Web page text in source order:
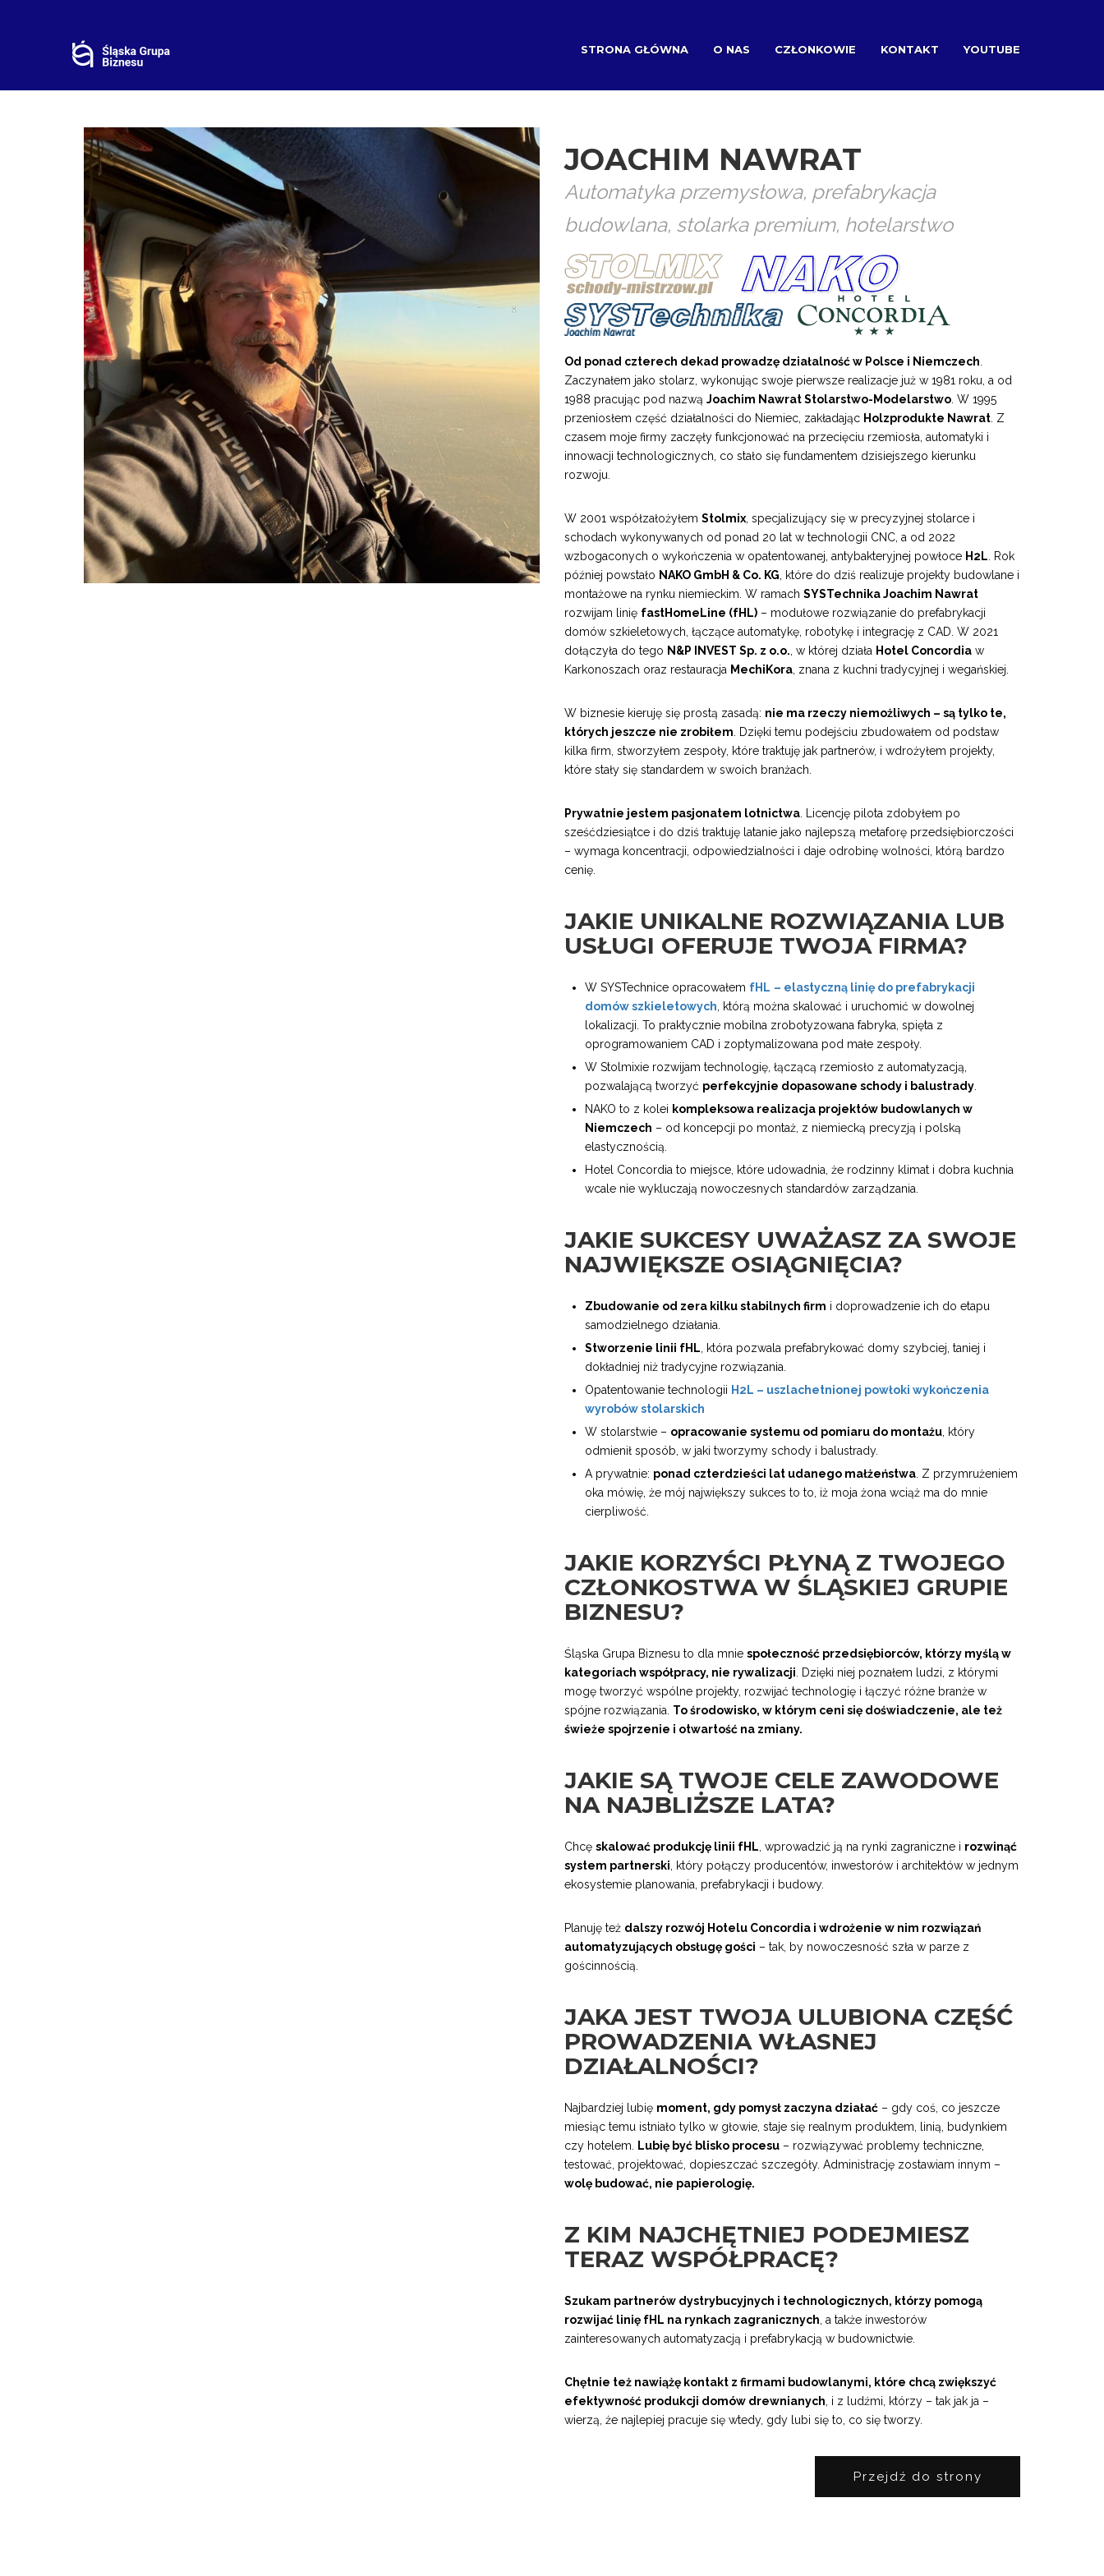
STRONA GŁÓWNA O NAS CZŁONKOWIE KONTAKT YOUTUBE
JOACHIM NAWRAT
Automatyka przemysłowa, prefabrykacja
budowlana, stolarka premium, hotelarstwo
Od ponad czterech dekad prowadzę działalność w Polsce i Niemczech
Zaczynałem jako stolarz, wykonując swoje pierwsze realizacje już w 1981 roku, a od
1988 pracując pod nazwą Joachim Nawrat Stolarstwo-Modelarstwo . W 1995
przeniosłem część działalności do Niemiec, zakładając Holzprodukte Nawrat . Z
czasem moje firmy zaczęły funkcjonować na przecięciu rzemiosła, automatyki i
innowacji technologicznych, co stało się fundamentem dzisiejszego kierunku
rozwoju.
W 2001 współzałożyłem Stolmix , specjalizujący się w precyzyjnej stolarce i
schodach wykonywanych od ponad 20 lat w technologii CNC, a od 2022
wzbogaconych o wykończenia w opatentowanej, antybakteryjnej powłoce H2L . Rok
później powstało NAKO GmbH & Co. KG , które do dziś realizuje projekty budowlane i
montażowe na rynku niemieckim. W ramach SYSTechnika Joachim Nawrat
rozwijam linię fastHomeLine (fHL) – modułowe rozwiązanie do prefabrykacji
domów szkieletowych, łączące automatykę, robotykę i integrację z CAD. W 2021
dołączyła do tego N&P INVEST Sp. z o.o. , w której działa Hotel Concordia w
Karkonoszach oraz restauracja MechiKora , znana z kuchni tradycyjnej i wegańskiej.
W biznesie kieruję się prostą zasadą: nie ma rzeczy niemożliwych – są tylko te,
których jeszcze nie zrobiłem . Dzięki temu podejściu zbudowałem od podstaw
kilka firm, stworzyłem zespoły, które traktuję jak partnerów, i wdrożyłem projekty,
które stały się standardem w swoich branżach.
Prywatnie jestem pasjonatem lotnictwa . Licencję pilota zdobyłem po
sześćdziesiątce i do dziś traktuję latanie jako najlepszą metaforę przedsiębiorczości
– wymaga koncentracji, odpowiedzialności i daje odrobinę wolności, którą bardzo
cenię.
JAKIE UNIKALNE ROZWIĄZANIA LUB
USŁUGI OFERUJE TWOJA FIRMA?
W SYSTechnice opracowałem fHL – elastyczną linię do prefabrykacji
domów szkieletowych , którą można skalować i uruchomić w dowolnej
lokalizacji. To praktycznie mobilna zrobotyzowana fabryka, spięta z
oprogramowaniem CAD i zoptymalizowana pod małe zespoły.
W Stolmixie rozwijam technologię, łączącą rzemiosło z automatyzacją,
pozwalającą tworzyć perfekcyjnie dopasowane schody i balustrady
NAKO to z kolei kompleksowa realizacja projektów budowlanych w
Niemczech – od koncepcji po montaż, z niemiecką precyzją i polską
elastycznością.
Hotel Concordia to miejsce, które udowadnia, że rodzinny klimat i dobra kuchnia
wcale nie wykluczają nowoczesnych standardów zarządzania.
JAKIE SUKCESY UWAŻASZ ZA SWOJE
NAJWIĘKSZE OSIĄGNIĘCIA?
Zbudowanie od zera kilku stabilnych firm i doprowadzenie ich do etapu
samodzielnego działania.
Stworzenie linii fHL , która pozwala prefabrykować domy szybciej, taniej i
dokładniej niż tradycyjne rozwiązania.
Opatentowanie technologii H2L – uszlachetnionej powłoki wykończenia
wyrobów stolarskich
W stolarstwie – opracowanie systemu od pomiaru do montażu , który
odmienił sposób, w jaki tworzymy schody i balustrady.
A prywatnie: ponad czterdzieści lat udanego małżeństwa . Z przymrużeniem
oka mówię, że mój największy sukces to to, iż moja żona wciąż ma do mnie
cierpliwość.
JAKIE KORZYŚCI PŁYNĄ Z TWOJEGO
CZŁONKOSTWA W ŚLĄSKIEJ GRUPIE
BIZNESU?
Śląska Grupa Biznesu to dla mnie społeczność przedsiębiorców, którzy myślą w
kategoriach współpracy, nie rywalizacji . Dzięki niej poznałem ludzi, z którymi
mogę tworzyć wspólne projekty, rozwijać technologię i łączyć różne branże w
spójne rozwiązania. To środowisko, w którym ceni się doświadczenie, ale też
świeże spojrzenie i otwartość na zmiany.
JAKIE SĄ TWOJE CELE ZAWODOWE
NA NAJBLIŻSZE LATA?
Chcę skalować produkcję linii fHL , wprowadzić ją na rynki zagraniczne i rozwinąć
system partnerski , który połączy producentów, inwestorów i architektów w jednym
ekosystemie planowania, prefabrykacji i budowy.
Planuję też dalszy rozwój Hotelu Concordia i wdrożenie w nim rozwiązań
automatyzujących obsługę gości – tak, by nowoczesność szła w parze z
gościnnością.
JAKA JEST TWOJA ULUBIONA CZĘŚĆ
PROWADZENIA WŁASNEJ
DZIAŁALNOŚCI?
Najbardziej lubię moment, gdy pomysł zaczyna działać – gdy coś, co jeszcze
miesiąc temu istniało tylko w głowie, staje się realnym produktem, linią, budynkiem
czy hotelem.
Lubię być blisko procesu – rozwiązywać problemy techniczne,
testować, projektować, dopieszczać szczegóły. Administrację zostawiam innym –
wolę budować, nie papierologię.
Z KIM NAJCHĘTNIEJ PODEJMIESZ
TERAZ WSPÓŁPRACĘ?
Szukam partnerów dystrybucyjnych i technologicznych, którzy pomogą
rozwijać linię fHL na rynkach zagranicznych , a także inwestorów
zainteresowanych automatyzacją i prefabrykacją w budownictwie.
Chętnie też nawiążę kontakt z firmami budowlanymi, które chcą zwiększyć
efektywność produkcji domów drewnianych , i z ludźmi, którzy – tak jak ja –
wierzą, że najlepiej pracuje się wtedy, gdy lubi się to, co się tworzy.
Przejdź do strony